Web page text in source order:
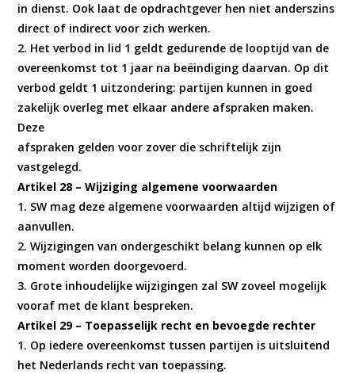
in dienst. Ook laat de opdrachtgever hen niet anderszins
direct of indirect voor zich werken.
2. Het verbod in lid 1 geldt gedurende de looptijd van de
overeenkomst tot 1 jaar na beëindiging daarvan. Op dit
verbod geldt 1 uitzondering: partijen kunnen in goed
zakelijk overleg met elkaar andere afspraken maken.
Deze
afspraken gelden voor zover die schriftelijk zijn
vastgelegd.
Artikel 28 – Wijziging algemene voorwaarden
1. SW mag deze algemene voorwaarden altijd wijzigen of
aanvullen.
2. Wijzigingen van ondergeschikt belang kunnen op elk
moment worden doorgevoerd.
3. Grote inhoudelijke wijzigingen zal SW zoveel mogelijk
vooraf met de klant bespreken.
Artikel 29 – Toepasselijk recht en bevoegde rechter
1. Op iedere overeenkomst tussen partijen is uitsluitend
het Nederlands recht van toepassing.